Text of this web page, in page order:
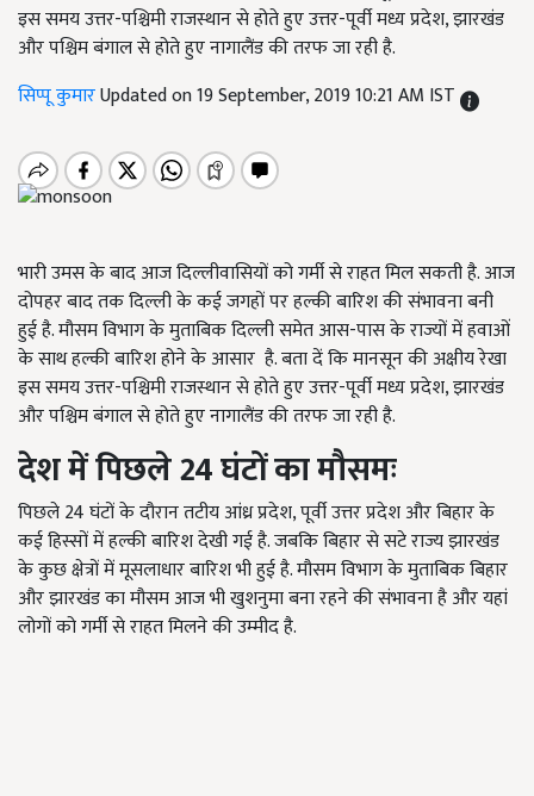
इस समय उत्तर-पश्चिमी राजस्थान से होते हुए उत्तर-पूर्वी मध्य प्रदेश, झारखंड
और पश्चिम बंगाल से होते हुए नागालैंड की तरफ जा रही है.
सिप्पू कुमारUpdated on 19 September, 2019 10:21 AM IST
भारी उमस के बाद आज दिल्लीवासियों को गर्मी से राहत मिल सकती है. आज
दोपहर बाद तक दिल्ली के कई जगहों पर हल्की बारिश की संभावना बनी
हुई है. मौसम विभाग के मुताबिक दिल्ली समेत आस-पास के राज्यों में हवाओं
के साथ हल्की बारिश होने के आसार है. बता दें कि मानसून की अक्षीय रेखा
इस समय उत्तर-पश्चिमी राजस्थान से होते हुए उत्तर-पूर्वी मध्य प्रदेश, झारखंड
और पश्चिम बंगाल से होते हुए नागालैंड की तरफ जा रही है.
देश में पिछले 24 घंटों का मौसमः
पिछले 24 घंटों के दौरान तटीय आंध्र प्रदेश, पूर्वी उत्तर प्रदेश और बिहार के
कई हिस्सों में हल्की बारिश देखी गई है. जबकि बिहार से सटे राज्य झारखंड
के कुछ क्षेत्रों में मूसलाधार बारिश भी हुई है. मौसम विभाग के मुताबिक बिहार
और झारखंड का मौसम आज भी खुशनुमा बना रहने की संभावना है और यहां
लोगों को गर्मी से राहत मिलने की उम्मीद है.